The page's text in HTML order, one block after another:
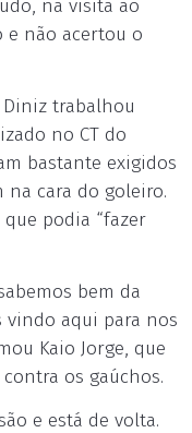
na visita ao
e não acertou o
trabalhou
no CT do
bastante exigidos
na cara do goleiro.
podia “fazer
bem da
vindo aqui para nos
Kaio Jorge, que
os gaúchos.
e está de volta.